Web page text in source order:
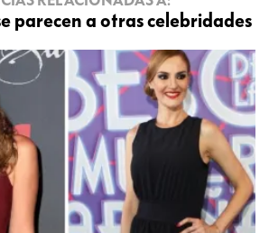
parecen a otras celebridades